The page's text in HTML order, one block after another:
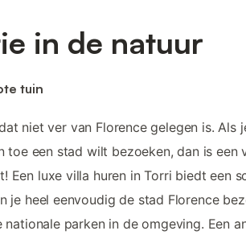
in de natuur
tuin
niet ver van Florence gelegen is. Als
toe een stad wilt bezoeken, dan is een
Een luxe villa huren in Torri biedt een
je heel eenvoudig de stad Florence
parken in de omgeving. Een